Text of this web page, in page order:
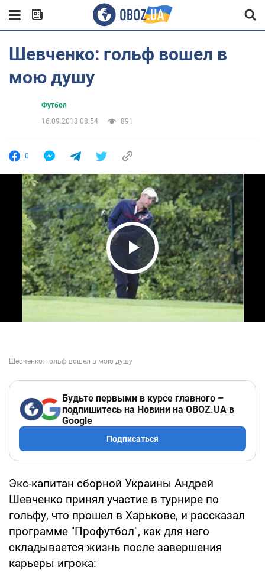
Шевченко: гольф вошел в
мою душу
Футбол
16.09.2013 08:54
891
0
Play Video
Будьте первыми в курсе главного –
подпишитесь на Новини на OBOZ.UA в
Google
Подписаться
Экс-капитан сборной Украины Андрей
Шевченко принял участие в турнире по
гольфу, что прошел в Харькове, и рассказал
программе "Профутбол", как для него
складывается жизнь после завершения
карьеры игрока: